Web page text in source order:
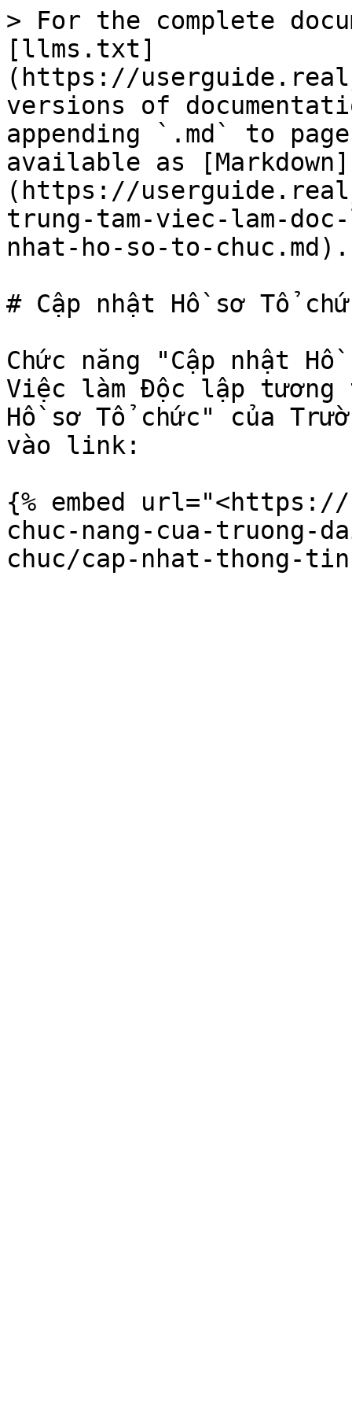
> For the complete
[llms.txt]
(https://
versions of
appending `.md` to
available as [Markdown]
(https://
trung-tam-viec-lam-
nhat-ho-so-to-chuc.md).
# Cập nhật Hồ sơ Tổ
Chức năng "Cập nhật
Việc làm Độc lập tương
Hồ sơ Tổ chức" của
vào link:
{% embed
chuc-nang-cua-